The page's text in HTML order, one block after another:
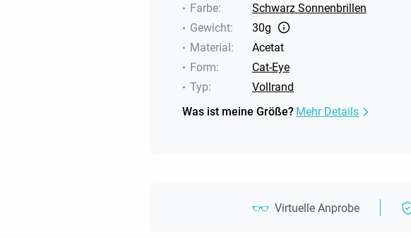
Farbe:
Schwarz Sonnenbrillen
Gewicht:
30g
Material:
Acetat
Form:
Cat-Eye
Typ:
Vollrand
Was ist meine Größe? Mehr Details
Virtuelle Anprobe